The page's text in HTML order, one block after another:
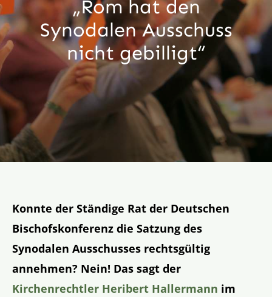
Aktion
Veröffentlichungen
„Rom hat den
Synodalen Ausschuss
nicht gebilligt“
Konnte der Ständige Rat der Deutschen
Bischofskonferenz die Satzung des
Synodalen Ausschusses rechtsgültig
annehmen? Nein! Das sagt der
Kirchenrechtler Heribert Hallermann im